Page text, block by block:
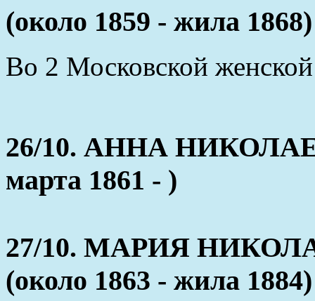
(около 1859 - жила 1868)
Во 2 Московской
26/10. АННА
марта 1861 - )
27/10. МАРИЯ
(около 1863 - жила 1884)